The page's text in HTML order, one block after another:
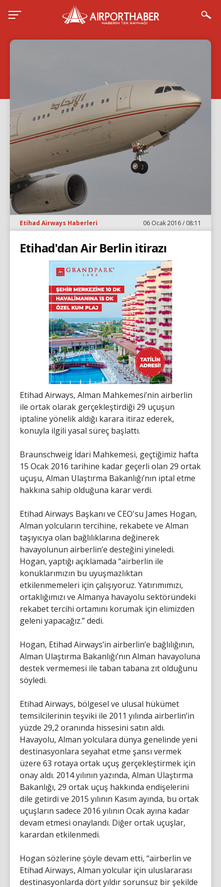
Etihad Airways Haberleri 06 Ocak 2016 / 08:11
Etihad'dan Air Berlin itirazı
Etihad Airways, Alman Mahkemesi’nin airberlin
ile ortak olarak gerçekleştirdiği 29 uçuşun
iptaline yönelik aldığı karara itiraz ederek,
konuyla ilgili yasal süreç başlattı.
Braunschweig İdari Mahkemesi, geçtiğimiz hafta
15 Ocak 2016 tarihine kadar geçerli olan 29 ortak
uçuşu, Alman Ulaştırma Bakanlığı’nın iptal etme
hakkına sahip olduğuna karar verdi.
Etihad Airways Başkanı ve CEO'su James Hogan,
Alman yolcuların tercihine, rekabete ve Alman
taşıyıcıya olan bağlılıklarına değinerek
havayolunun airberlin’e desteğini yineledi.
Hogan, yaptığı açıklamada “airberlin ile
konuklarımızın bu uyuşmazlıktan
etkilenmemeleri için çalışıyoruz. Yatırımımızı,
ortaklığımızı ve Almanya havayolu sektöründeki
rekabet tercihi ortamını korumak için elimizden
geleni yapacağız.” dedi.
Hogan, Etihad Airways’in airberlin’e bağlılığının,
Alman Ulaştırma Bakanlığı’nın Alman havayoluna
destek vermemesi ile taban tabana zıt olduğunu
söyledi.
Etihad Airways, bölgesel ve ulusal hükümet
temsilcilerinin teşviki ile 2011 yılında airberlin’in
yüzde 29,2 oranında hissesini satın aldı.
Havayolu, Alman yolculara dünya genelinde yeni
destinasyonlara seyahat etme şansı vermek
üzere 63 rotaya ortak uçuş gerçekleştirmek için
onay aldı. 2014 yılının yazında, Alman Ulaştırma
Bakanlığı, 29 ortak uçuş hakkında endişelerini
dile getirdi ve 2015 yılının Kasım ayında, bu ortak
uçuşların sadece 2016 yılının Ocak ayına kadar
devam etmesi onaylandı. Diğer ortak uçuşlar,
karardan etkilenmedi.
Hogan sözlerine şöyle devam etti, “airberlin ve
Etihad Airways, Alman yolcular için uluslararası
destinasyonlarda dört yıldır sorunsuz bir şekilde